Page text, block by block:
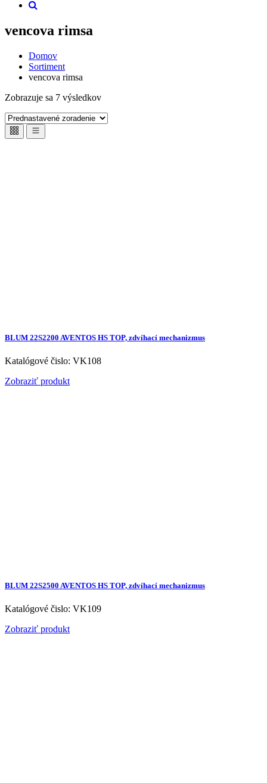
vencova rimsa
Domov
Sortiment
vencova rimsa
Zobrazuje sa 7 výsledkov
BLUM 22S2200 AVENTOS HS TOP, zdvíhací mechanizmus
Katalógové čislo: VK108
Zobraziť produkt
BLUM 22S2500 AVENTOS HS TOP, zdvíhací mechanizmus
Katalógové čislo: VK109
Zobraziť produkt